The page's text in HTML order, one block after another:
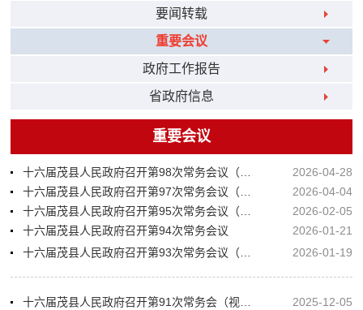
要闻转载
重要会议
政府工作报告
省政府信息
重要会议
2026-04-28
2026-04-04
2026-02-05
十六届茂县人民政府召开第94次常务会议
2026-01-21
2026-01-19
2025-12-05